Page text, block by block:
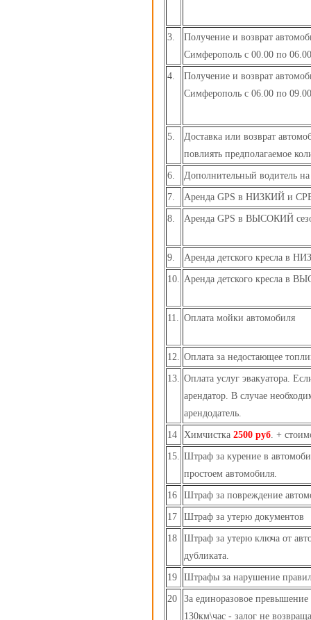
3.
Получение и возврат
Симферополь с 00.00 по 06.00
4.
Получение и возврат
Симферополь с 06.00 по 09.00
5.
Доставка или возврат
повлиять предполагаемое
6. Дополнительный водитель на
7. Аренда GPS в НИЗКИЙ и
8. Аренда GPS в ВЫСОКИЙ
9. Аренда детского кресла
10. Аренда детского кресла в
11. Оплата мойки автомобиля
12. Оплата за недостающее
13. Оплата услуг эвакуатора.
арендатор. В случае
арендодатель.
14 Химчистка 2500 руб. +
15. Штраф за курение в
простоем автомобиля.
16 Штраф за повреждение
17 Штраф за утерю документов
18
Штраф за утерю ключа от
дубликата.
19 Штрафы за нарушение
20
За единоразовое
130км\час - залог не